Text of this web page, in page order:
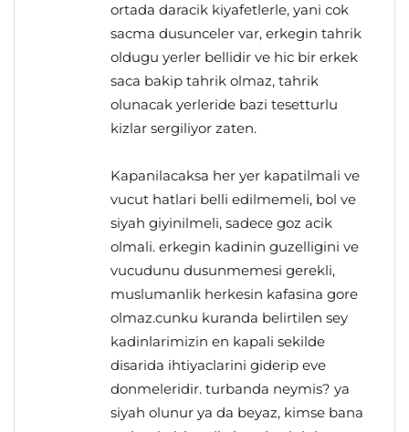
ortada daracik kiyafetlerle, yani cok
sacma dusunceler var, erkegin tahrik
oldugu yerler bellidir ve hic bir erkek
saca bakip tahrik olmaz, tahrik
olunacak yerleride bazi tesetturlu
kizlar sergiliyor zaten.
Kapanilacaksa her yer kapatilmali ve
vucut hatlari belli edilmemeli, bol ve
siyah giyinilmeli, sadece goz acik
olmali. erkegin kadinin guzelligini ve
vucudunu dusunmemesi gerekli,
muslumanlik herkesin kafasina gore
olmaz.cunku kuranda belirtilen sey
kadinlarimizin en kapali sekilde
disarida ihtiyaclarini giderip eve
donmeleridir. turbanda neymis? ya
siyah olunur ya da beyaz, kimse bana